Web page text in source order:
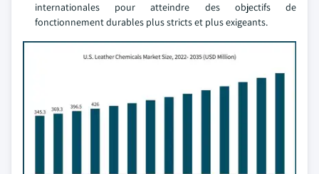
internationales pour atteindre des objectifs de
fonctionnement durables plus stricts et plus exigeants.